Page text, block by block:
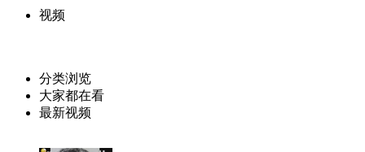
视频
分类浏览
大家都在看
最新视频